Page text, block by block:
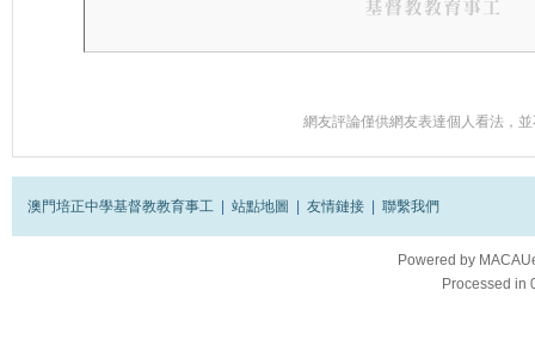
網友評論僅供網友表達個人看法，
澳門培正中學基督教教育事工 站點地圖 友情鏈接 聯繫我們
Powered by
Processed in